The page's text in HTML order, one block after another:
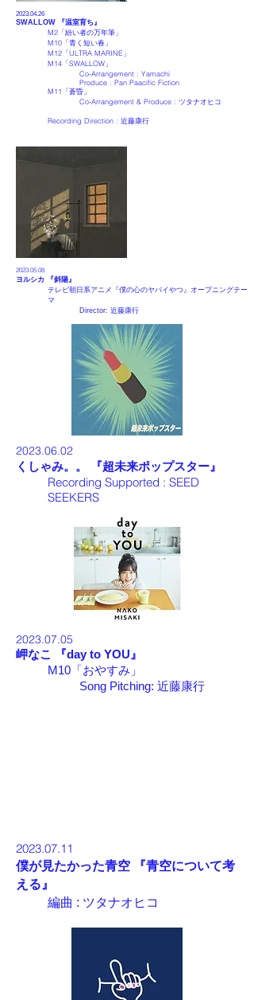
2023.04.26
SWALLOW 『温室育ち』
M2「紛い者の万年筆」
M10「青く短い春」
M12「ULTRA MARINE」
M14「SWALLOW」
Co-Arrangement : Yamachi
Produce : Pan Paacific Fiction
M11「蒼昏」
Co-Arrangement & Produce : ツタナオヒコ
Recording Direction : 近藤康行
2023.05.08
ヨルシカ 『斜陽』
テレビ朝日系アニメ『僕の心のヤバイやつ』オープニングテー
マ
Director: 近藤康行
2023.06.02
くしゃみ。。 『超未来ポップスター 』
Recording Supported : SEED
SEEKERS
2023.07.05
岬なこ 『day to YOU 』
M10「おやすみ」
Song Pitching: 近藤康行
2023.07.11
僕が見たかった青空 『青空について考
える 』
編曲 : ツタナオヒコ